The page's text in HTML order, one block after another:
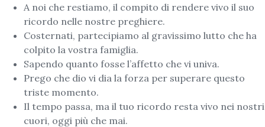
A noi che restiamo, il compito di rendere vivo il suo
ricordo nelle nostre preghiere.
Costernati, partecipiamo al gravissimo lutto che ha
colpito la vostra famiglia.
Sapendo quanto fosse l’affetto che vi univa.
Prego che dio vi dia la forza per superare questo
triste momento.
Il tempo passa, ma il tuo ricordo resta vivo nei nostri
cuori, oggi più che mai.